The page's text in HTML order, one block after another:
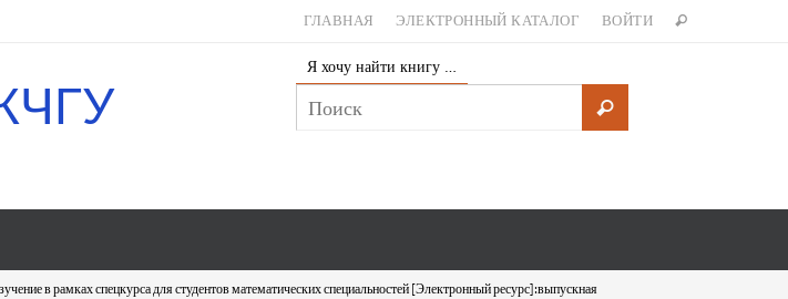
ГЛАВНАЯ ЭЛЕКТРОННЫЙ КАТАЛОГ ВОЙТИ
Я хочу найти книгу …
в рамках спецкурса для студентов математических специальностей [Электронный ресурс]:выпускная